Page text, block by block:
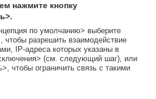
нажмите кнопку
по умолчанию> выберите
чтобы разрешить взаимодействие
IP-адреса которых указаны в
(см. следующий шаг), или
чтобы ограничить связь с такими